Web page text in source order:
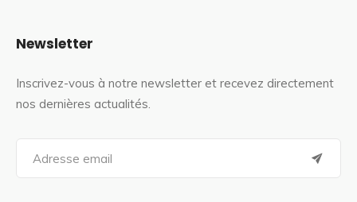
Newsletter
Inscrivez-vous à notre newsletter et recevez directement
nos dernières actualités.
a